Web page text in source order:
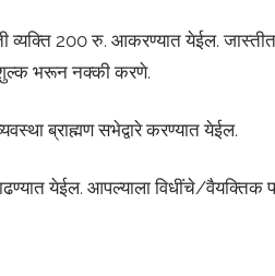
व्यक्ति 200 रु. आकरण्यात येईल.
भरून नक्की करणे.
ब्राह्मण सभेद्वारे करण्यात येईल.
येईल. आपल्याला विधींचे/वैयक्तिक